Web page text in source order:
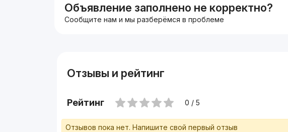
Объявление заполнено не корректно?
Сообщите нам и мы разберёмся в проблеме
Отзывы и рейтинг
Рейтинг 0 / 5
Отзывов пока нет. Напишите свой первый отзыв